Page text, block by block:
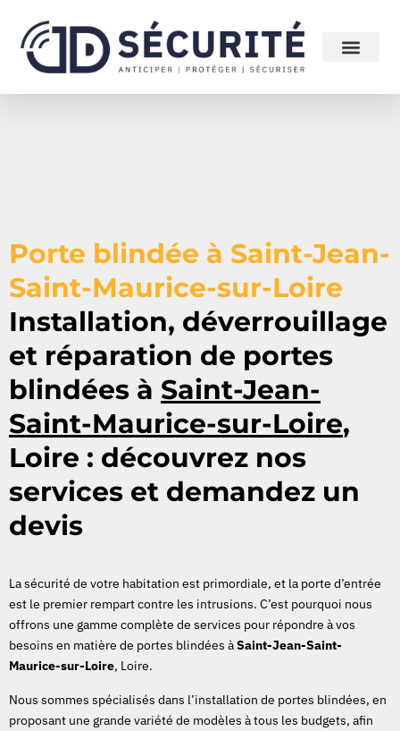
Porte blindée à Saint-Jean-
Saint-Maurice-sur-Loire
Installation, déverrouillage
et réparation de portes
blindées à Saint-Jean-
Saint-Maurice-sur-Loire,
Loire : découvrez nos
services et demandez un
devis
La sécurité de votre habitation est primordiale, et la porte d’entrée
est le premier rempart contre les intrusions. C’est pourquoi nous
offrons une gamme complète de services pour répondre à vos
besoins en matière de portes blindées àSaint-Jean-Saint-
Maurice-sur-Loire, Loire.
Nous sommes spécialisés dans l’installation de portes blindées, en
proposant une grande variété de modèles à tous les budgets, afin